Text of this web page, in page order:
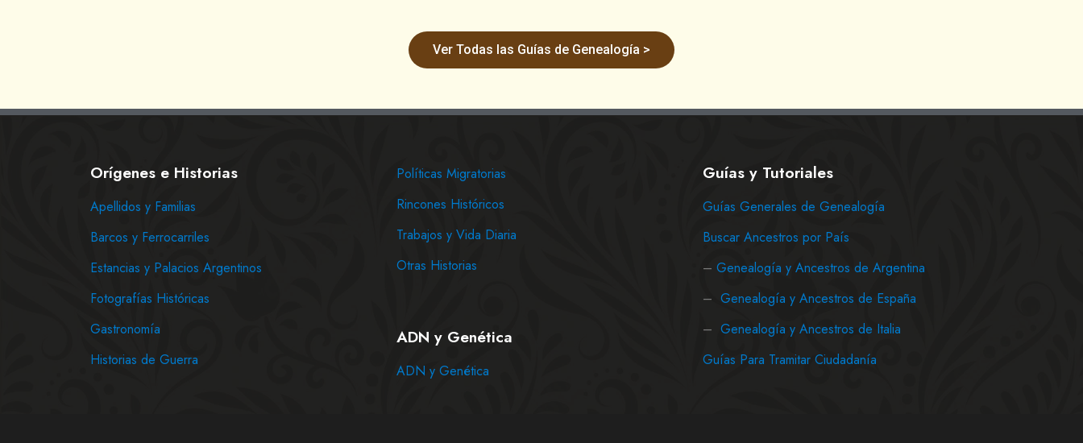
Ver Todas las Guías de Genealogía >
Orígenes e Historias
Apellidos y Familias
Barcos y Ferrocarriles
Estancias y Palacios Argentinos
Fotografías Históricas
Gastronomía
Historias de Guerra
Políticas Migratorias
Rincones Históricos
Trabajos y Vida Diaria
Otras Historias
ADN y Genética
ADN y Genética
Guías y Tutoriales
Guías Generales de Genealogía
Buscar Ancestros por País
– Genealogía y Ancestros de Argentina
– Genealogía y Ancestros de España
– Genealogía y Ancestros de Italia
Guías Para Tramitar Ciudadanía